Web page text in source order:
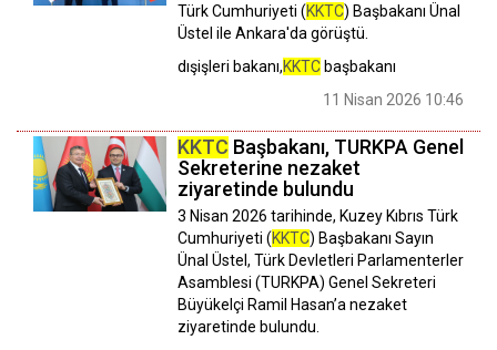
Türk Cumhuriyeti (KKTC) Başbakanı Ünal
Üstel ile Ankara'da görüştü.
dışişleri bakanı,KKTC başbakanı
11 Nisan 2026 10:46
KKTC Başbakanı, TURKPA Genel
Sekreterine nezaket
ziyaretinde bulundu
3 Nisan 2026 tarihinde, Kuzey Kıbrıs Türk
Cumhuriyeti (KKTC) Başbakanı Sayın
Ünal Üstel, Türk Devletleri Parlamenterler
Asamblesi (TURKPA) Genel Sekreteri
Büyükelçi Ramil Hasan’a nezaket
ziyaretinde bulundu.